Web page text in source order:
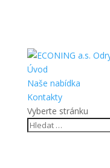
Úvod
Naše nabídka
Kontakty
Vyberte stránku